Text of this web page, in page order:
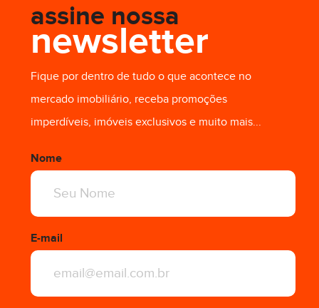
R$ 4.000,00
assine nossa
newsletter
Fique por dentro de tudo o que acontece no
mercado imobiliário, receba promoções
imperdíveis, imóveis exclusivos e muito mais...
Nome
E-mail